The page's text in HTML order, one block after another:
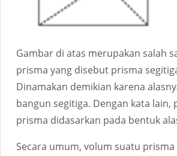
Gambar di atas merupakan salah
prisma yang disebut prisma
Dinamakan demikian karena
bangun segitiga. Dengan kata lain,
prisma didasarkan pada bentuk
Secara umum, volum suatu